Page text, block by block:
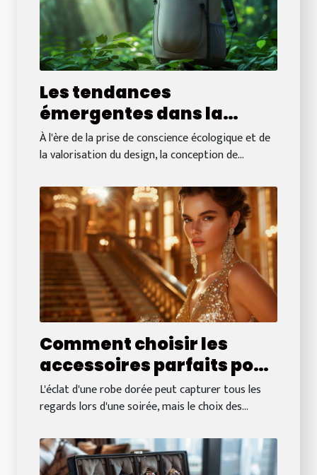
Les tendances
émergentes dans la
conception de sacs à dos
durables et esthétiques
À l'ère de la prise de conscience écologique et de
la valorisation du design, la conception de...
Comment choisir les
accessoires parfaits pour
votre robe dorée
L'éclat d'une robe dorée peut capturer tous les
regards lors d'une soirée, mais le choix des...